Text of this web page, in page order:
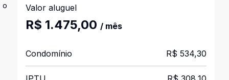
o Valor aluguel
R$ 1.475,00 / mês
Condomínio R$ 534,30